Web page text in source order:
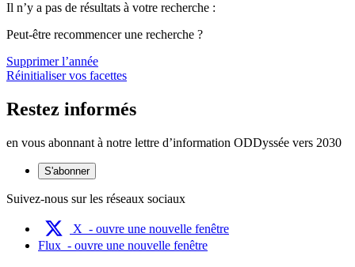
Il n’y a pas de résultats à votre recherche :
Peut-être recommencer une recherche ?
Supprimer l’année
Réinitialiser vos facettes
Restez informés
en vous abonnant à notre lettre d’information ODDyssée vers 2030
S'abonner
Suivez-nous sur les réseaux sociaux
X - ouvre une nouvelle fenêtre
Flux - ouvre une nouvelle fenêtre